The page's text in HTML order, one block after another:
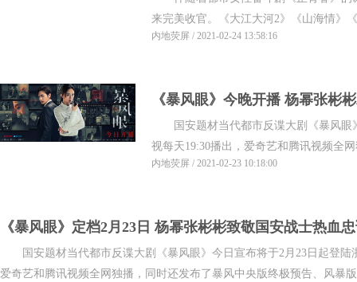
篇章
来完美收官。《大江大河2》《山海情》
内地荧屏 / 2021-02-24 13:58:16
《暴风眼》今晚开播 杨幂张彬
国安题材当代都市反谍大剧《暴风眼
视每天19:30播出，爱奇艺和腾讯视频全
内地荧屏 / 2021-02-23 10:18:00
《暴风眼》定档2月23日 杨幂张彬彬致敬国安战士热血
国安题材当代都市反谍大剧《暴风眼》今日宣布将于2月23日起登陆
爱奇艺和腾讯视频全网独播，同时还发布了暴风中央版终极预告、风暴